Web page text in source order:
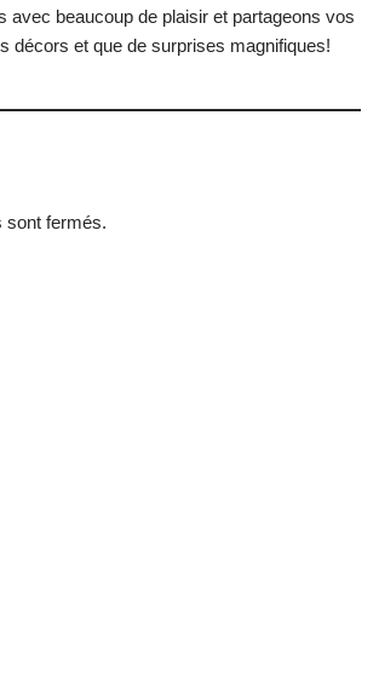
avec beaucoup de plaisir et partageons vos
décors et que de surprises magnifiques!
sont fermés.